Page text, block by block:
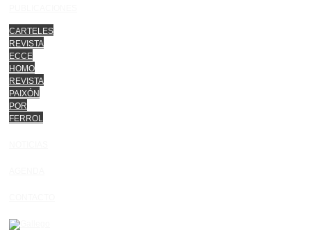
CARTELES
REVISTA
ECCE
HOMO
REVISTA
PAIXÓN
POR
FERROL